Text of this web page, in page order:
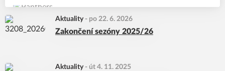
Aktuality - po 22. 6. 2026
Zakončení sezóny 2025/26
Aktuality - út 4. 11. 2025